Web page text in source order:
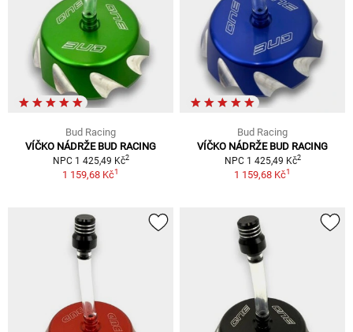
Bud Racing
VÍČKO NÁDRŽE BUD RACING
NPC 1 425,49 Kč2
1 159,68 Kč1
Bud Racing
VÍČKO NÁDRŽE BUD RACING
NPC 1 425,49 Kč2
1 159,68 Kč1